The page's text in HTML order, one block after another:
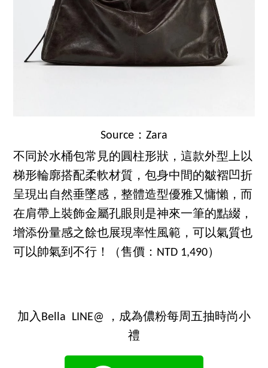
Source：Zara
不同於水桶包常見的圓柱形狀，這款外型上以
梯形輪廓搭配柔軟材質，包身中間的皺褶凹折
呈現出自然垂墜感，整體造型優雅又慵懶，而
在肩帶上裝飾金屬孔眼則是神來一筆的點綴，
增添份量感之餘也展現率性風範，可以氣質也
可以帥氣到不行！（售價：NTD 1,490）
加入Bella LINE@ ，成為儂粉每周五抽時尚小
禮